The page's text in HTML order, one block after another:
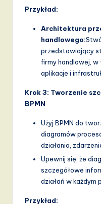
Przykład:
Architektura
handlowego:
przedstawiający
firmy handlowej, w
aplikacje i
Krok 3: Tworzenie
BPMN
Użyj BPMN do
diagramów
działania,
Upewnij się, że
szczegółowe
działań w każdym
Przykład: